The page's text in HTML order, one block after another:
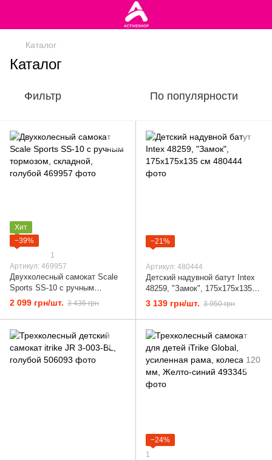
Каталог
Каталог
Фильтр По популярности
Хит
−39%
1
Артикул: 469957
Двухколесный самокат Scale
Sports SS-10 с ручным
тормозом, складной, голубой
2 099 грн/шт. 3 436 грн
−21%
Артикул: 480444
Детский надувной батут Intex
48259, "Замок", 175x175x135
см
3 139 грн/шт. 3 950 грн
−24%
1